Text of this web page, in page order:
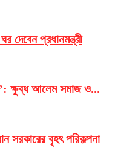
দেবেন প্রধানমন্ত্রী
ক্ষুব্ধ আলেম সমাজ ও...
সরকারের বৃহৎ পরিকল্পনা